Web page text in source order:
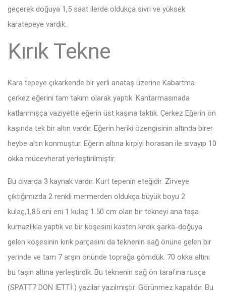
geçerek doğuya 1,5 saat ilerde oldukça sivri ve yüksek
karatepeye vardık.
Kırık Tekne
Kara tepeye çıkarkende bir yerli anataş üzerine Kabartma
çerkez eğerini tam takım olarak yaptık. Kantarmasınada
katlanmışça vaziyette eğerin üst kaşına taktık. Çerkez Eğerin ön
kaşında tek bir altın vardır. Eğerin heriki özengisinin altında birer
heybe altın konmuştur. Eğerin altına kirpiyi horasan ile sıvayıp 10
okka mücevherat yerleştirilmiştir.
Bu civarda 3 kaynak vardır. Kurt tepenin eteğidir. Zirveye
çıktığımızda 2 renkli mermerden oldukça büyük boyu 2
kulaç,1,85 eni eni 1 kulaç 1.50 cm olan bir tekneyi ana taşa
kurnazlıkla yaptık ve bir köşesini kasten kırdık şarka-doğuya
gelen köşesinin kırık parçasını da teknenin sağ önüne gelen bir
yerinde ve tam 7 arşın önünde toprağa gömdük. 70 okka altını
bu taşın altına yerleştirdik. Bu teknenin sağ ön tarafına rusça
(SPATT7 DON IETTİ ) yazılar yazılmıştır. Görünmez kapalıdır. Bu